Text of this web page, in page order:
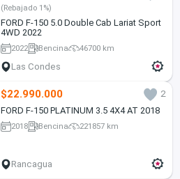
(Rebajado 1%)
FORD F-150 5.0 Double Cab Lariat Sport
4WD 2022
2022 Bencina 46700 km
Las Condes
$22.990.000
2
FORD F-150 PLATINUM 3.5 4X4 AT 2018
2018 Bencina 221857 km
Rancagua